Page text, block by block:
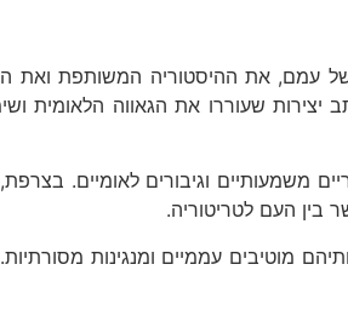
של עמם, את ההיסטוריה המשותפת
שעוררו את הגאווה הלאומית
משמעותיים וגיבורים לאומיים.
בין העם לטריטוריה.
מוטיבים עממיים ומנגינות